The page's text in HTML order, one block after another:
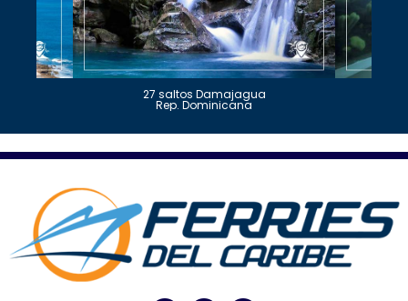
27 saltos Damajagua
Rep. Dominicana